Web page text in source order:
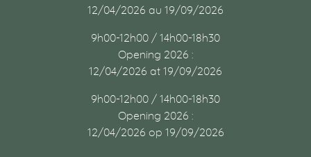
12/04/2026 au 19/09/2026
9h00-12h00 / 14h00-18h30
Opening 2026 :
12/04/2026 at 19/09/2026
9h00-12h00 / 14h00-18h30
Opening 2026 :
12/04/2026 op 19/09/2026